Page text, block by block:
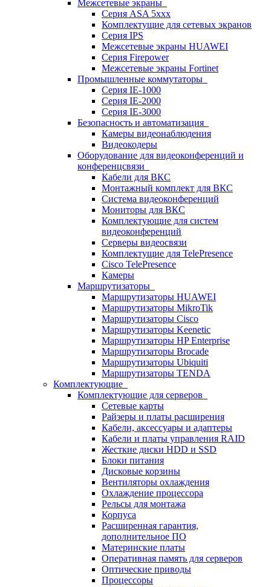
Межсетевые экраны
Серия ASA 5xxx
Комплектущие для сетевых экранов
Серия IPS
Межсетевые экраны HUAWEI
Серия Firepower
Межсетевые экраны Fortinet
Промышленные коммутаторы
Серия IE-1000
Серия IE-2000
Серия IE-3000
Безопасность и автоматизация
Камеры видеонаблюдения
Видеокодеры
Оборудование для видеоконференций и
конференцсвязи
Кабели для ВКС
Монтажный комплект для ВКС
Система видеоконференций
Мониторы для ВКС
Комплектующие для систем
видеоконференций
Серверы видеосвязи
Комплектущие для TelePresence
Cisco TelePresence
Камеры
Маршрутизаторы
Маршрутизаторы HUAWEI
Маршрутизаторы MikroTik
Маршрутизаторы Cisco
Маршрутизаторы Keenetic
Маршрутизаторы HP Enterprise
Маршрутизаторы Brocade
Маршрутизаторы Ubiquiti
Маршрутизаторы TENDA
Комплектующие
Комплектующие для серверов
Сетевые карты
Райзеры и платы расширения
Кабели, аксессуары и адаптеры
Кабели и платы управления RAID
Жесткие диски HDD и SSD
Блоки питания
Дисковые корзины
Вентиляторы охлаждения
Охлаждение процессора
Рельсы для монтажа
Корпуса
Расширенная гарантия,
дополнительное ПО
Материнские платы
Оперативная память для серверов
Оптические приводы
Процессоры